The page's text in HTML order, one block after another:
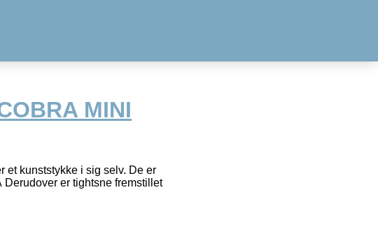
MINI
et kunststykke i sig selv. De er
er tightsne fremstillet